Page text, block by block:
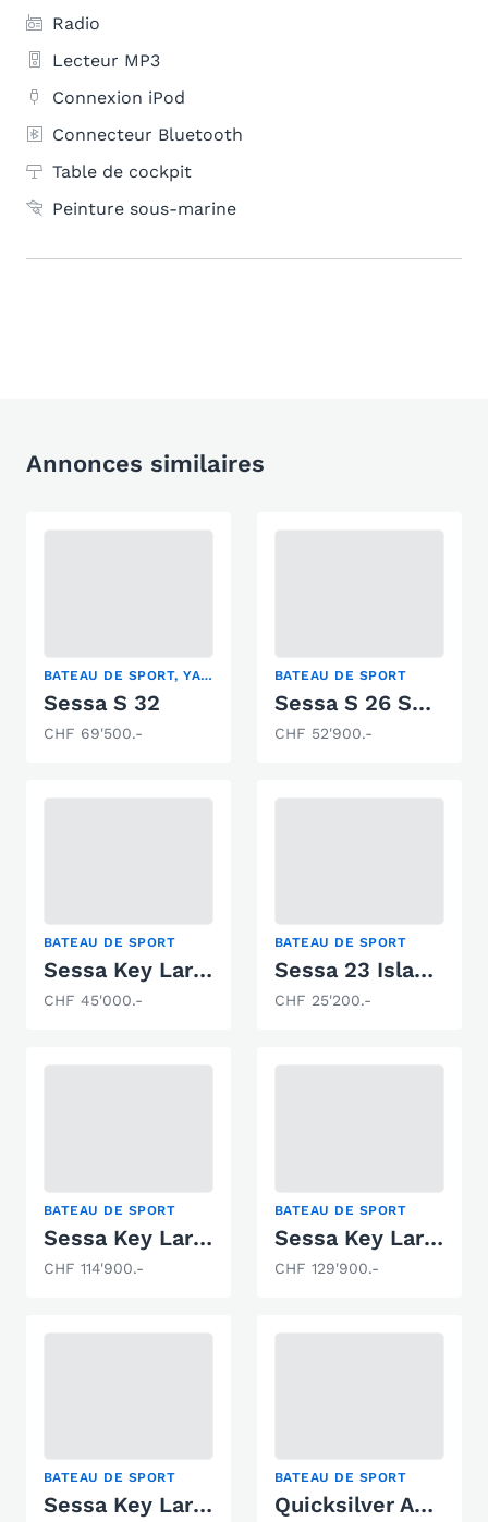
Radio
Lecteur MP3
Connexion iPod
Connecteur Bluetooth
Table de cockpit
Peinture sous-marine
Annonces similaires
BATEAU DE SPORT, YACHT À MOTEUR
Sessa S 32
CHF 69'500.-
BATEAU DE SPORT
Sessa S 26 Sport
CHF 52'900.-
BATEAU DE SPORT
Sessa Key Largo 24
CHF 45'000.-
BATEAU DE SPORT
Sessa 23 Islamorada
CHF 25'200.-
BATEAU DE SPORT
Sessa Key Largo 27 Inboard
CHF 114'900.-
BATEAU DE SPORT
Sessa Key Largo 27 Inboard
CHF 129'900.-
BATEAU DE SPORT
Sessa Key Largo 34
BATEAU DE SPORT
Quicksilver Activ 805 Open